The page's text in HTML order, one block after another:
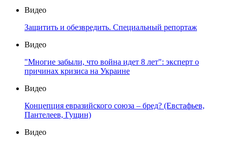
Видео
Защитить и обезвредить. Специальный репортаж
Видео
"Многие забыли, что война идет 8 лет": эксперт о
причинах кризиса на Украине
Видео
Концепция евразийского союза – бред? (Евстафьев,
Пантелеев, Гущин)
Видео